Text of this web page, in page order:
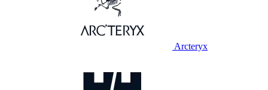
Arcteryx